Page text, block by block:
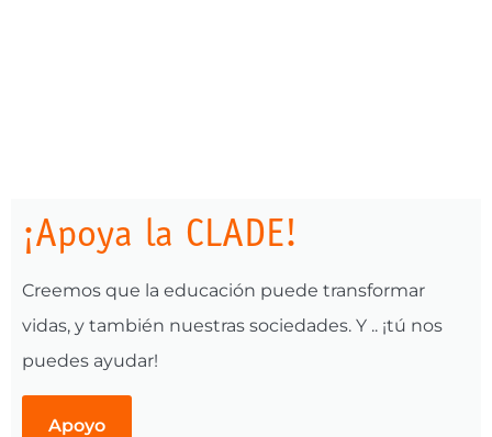
¡Apoya la CLADE!
Creemos que la educación puede transformar
vidas, y también nuestras sociedades. Y .. ¡tú nos
puedes ayudar!
Apoyo